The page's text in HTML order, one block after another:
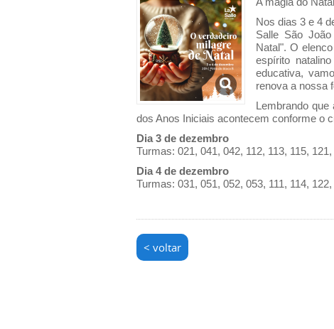
Nos dias 3 e 4
Salle São
Natal". O
espírito
educativa,
renova a nossa
Lembrando
dos Anos Iniciais acontecem conforme o
Dia 3 de dezembro
Turmas: 021, 041, 042, 112, 113, 115,
Dia 4 de dezembro
Turmas: 031, 051, 052, 053, 111, 114,
< voltar